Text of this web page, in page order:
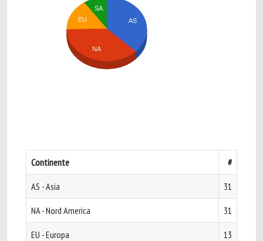
AS
SA
EU
NA
Continente #
AS - Asia 31
NA - Nord America 31
EU - Europa 13